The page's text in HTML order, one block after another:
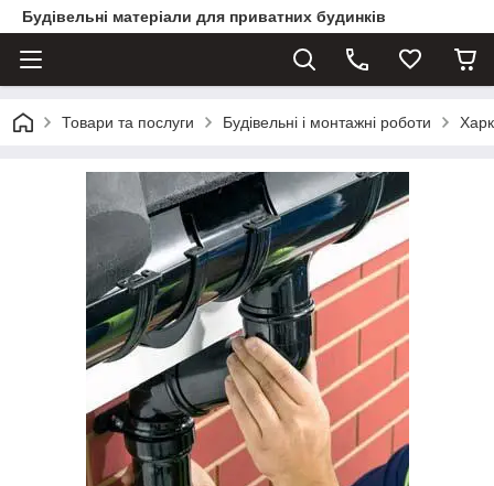
Будівельні матеріали для приватних будинків
Товари та послуги Будівельні і монтажні роботи